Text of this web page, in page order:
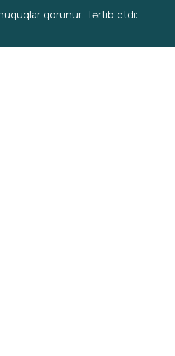
qorunur. Tərtib etdi: